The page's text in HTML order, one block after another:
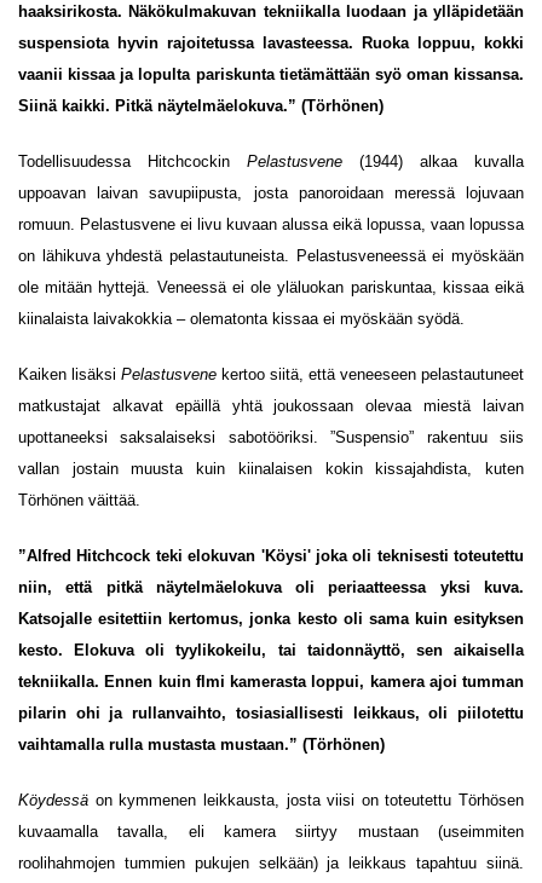
haaksirikosta. Näkökulmakuvan tekniikalla
luodaan ja ylläpidetään
suspensiota hyvin rajoitetussa lavasteessa. Ruoka loppuu, kokki
vaanii kissaa ja lopulta pariskunta tietämättään syö oman kissansa.
Siinä kaikki. Pitkä näytelmäelokuva.” (Törhönen)
Todellisuudessa Hitchcockin Pelastusvene (1944) alkaa kuvalla
uppoavan laivan savupiipusta, josta panoroidaan meressä lojuvaan
romuun. Pelastusvene ei livu kuvaan alussa eikä lopussa, vaan lopussa
on lähikuva yhdestä pelastautuneista. Pelastusveneessä ei myöskään
ole mitään hyttejä. Veneessä ei ole yläluokan pariskuntaa, kissaa eikä
kiinalaista laivakokkia – olematonta kissaa ei myöskään syödä.
Kaiken lisäksi Pelastusvene kertoo siitä, että veneeseen pelastautuneet
matkustajat alkavat epäillä yhtä joukossaan olevaa miestä laivan
upottaneeksi saksalaiseksi sabotööriksi. ”Suspensio” rakentuu siis
vallan jostain muusta kuin kiinalaisen kokin kissajahdista, kuten
Törhönen väittää.
”Alfred Hitchcock teki elokuvan 'Köysi' joka oli teknisesti toteutettu
niin, että pitkä näytelmäelokuva oli periaatteessa yksi kuva.
Katsojalle esitettiin kertomus, jonka kesto oli sama kuin esityksen
kesto. Elokuva oli tyylikokeilu, tai taidonnäyttö, sen aikaisella
tekniikalla. Ennen kuin flmi kamerasta loppui, kamera ajoi tumman
pilarin ohi ja rullanvaihto, tosiasiallisesti leikkaus, oli piilotettu
vaihtamalla rulla mustasta mustaan.” (Törhönen)
Köydessä on kymmenen leikkausta, josta viisi on toteutettu Törhösen
kuvaamalla tavalla, eli kamera siirtyy mustaan (useimmiten
roolihahmojen tummien pukujen selkään) ja leikkaus tapahtuu siinä.